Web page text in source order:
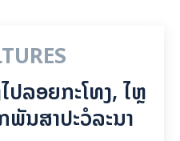
ປລອຍ​ກະ​ໂທງ, ໄຫຼ​
ນ​ສາ​ປະ​ວໍ​ລະ​ນາ